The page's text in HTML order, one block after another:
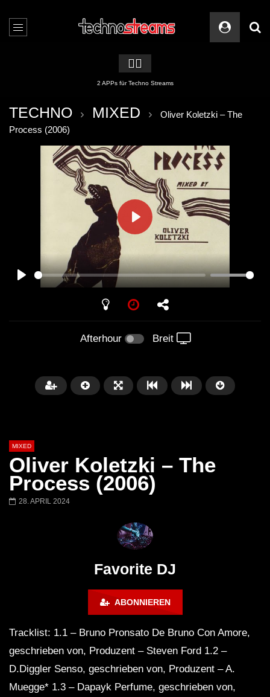
🏳️‍🌈
2 APPs für Techno Streams
TECHNO MIXED
Oliver Koletzki ‎– The
Process (2006)
PLAY
PLAY
Afterhour Breit
MIXED
Oliver Koletzki ‎– The
Process (2006)
28. APRIL 2024
Favorite DJ
ABONNIEREN
Tracklist: 1.1 – Bruno Pronsato De Bruno Con Amore,
geschrieben von, Produzent – ​​Steven Ford 1.2 –
D.Diggler Senso, geschrieben von, Produzent – ​​A.
Muegge* 1.3 – Dapayk Perfume, geschrieben von,